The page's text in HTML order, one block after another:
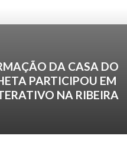
DA CASA DO
PARTICIPOU EM
NA RIBEIRA